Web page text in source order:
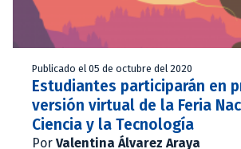
Publicado el 05 de octubre del 2020
Estudiantes participarán en
versión virtual de la Feria
Ciencia y la Tecnología
Por Valentina Álvarez Araya